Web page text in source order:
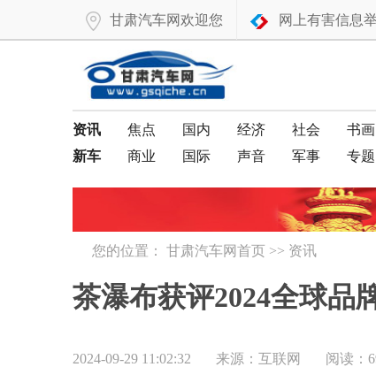
甘肃汽车网欢迎您 网上有害信息
资讯 焦点 国内 经济 社会
书画
新车
商业 国际 声音 军事 专题
您的位置： 甘肃汽车网首页 >> 资讯
茶瀑布获评2024全球品
2024-09-29 11:02:32 来源：互联网 阅读：